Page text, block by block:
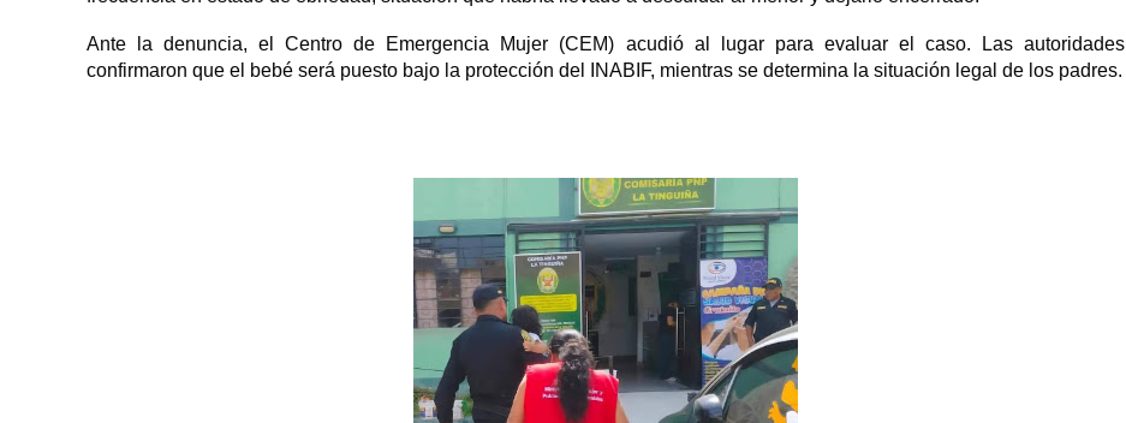
Ante la denuncia, el Centro de Emergencia Mujer (CEM) acudió al lugar para evaluar el caso. Las autoridades
confirmaron que el bebé será puesto bajo la protección del INABIF, mientras se determina la situación legal de los padres.